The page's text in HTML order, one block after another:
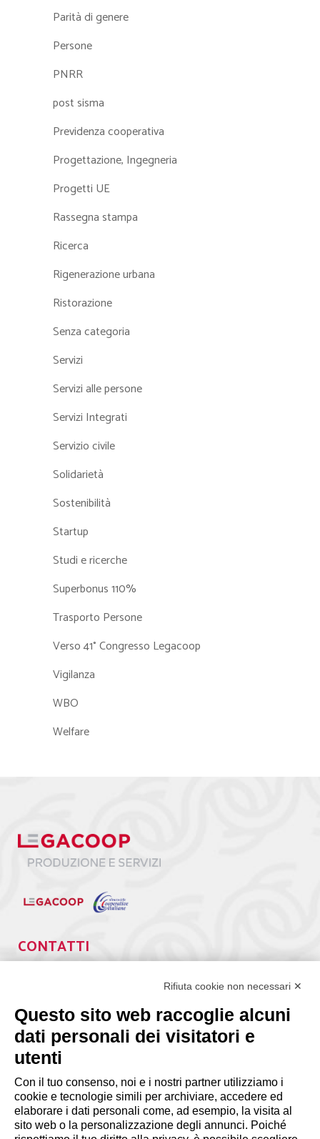
Parità di genere
Persone
PNRR
post sisma
Previdenza cooperativa
Progettazione, Ingegneria
Progetti UE
Rassegna stampa
Ricerca
Rigenerazione urbana
Ristorazione
Senza categoria
Servizi
Servizi alle persone
Servizi Integrati
Servizio civile
Solidarietà
Sostenibilità
Startup
Studi e ricerche
Superbonus 110%
Trasporto Persone
Verso 41° Congresso Legacoop
Vigilanza
WBO
Welfare
CONTATTI
segreteria@lps.coop
INFORMAZIONI
Rifiuta cookie non necessari ✕
Questo sito web raccoglie alcuni
dati personali dei visitatori e
utenti
Con il tuo consenso, noi e i nostri partner utilizziamo i
cookie e tecnologie simili per archiviare, accedere ed
elaborare i dati personali come, ad esempio, la visita al
sito web o la personalizzazione degli annunci. Poiché